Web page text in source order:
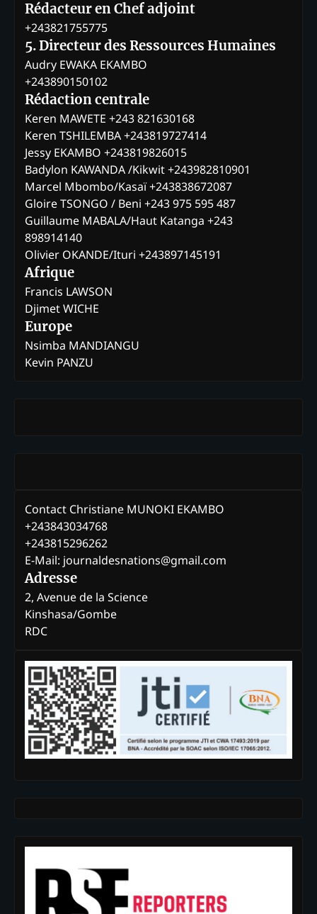
Rédacteur en Chef adjoint
+243821755775
5. Directeur des Ressources Humaines
Audry EWAKA EKAMBO
+243890150102
Rédaction centrale
Keren MAWETE +243 821630168
Keren TSHILEMBA +243819727414
Jessy EKAMBO +243819826015
Badylon KAWANDA /Kikwit +243982810901
Marcel Mbombo/Kasaï +243838672087
Gloire TSONGO / Beni +243 975 595 487
Guillaume MABALA/Haut Katanga +243
898914140
Olivier OKANDE/Ituri +243897145191
Afrique
Francis LAWSON
Djimet WICHE
Europe
Nsimba MANDIANGU
Kevin PANZU
Contact Christiane MUNOKI EKAMBO
+243843034768
+243815296262
E-Mail: journaldesnations@gmail.com
Adresse
2, Avenue de la Science
Kinshasa/Gombe
RDC